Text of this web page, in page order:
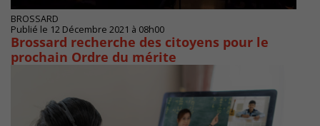
BROSSARD
Publié le 12 Décembre 2021 à 08h00
Brossard recherche des citoyens pour le
prochain Ordre du mérite